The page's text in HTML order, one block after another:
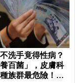
洗手竟得性病？
養百菌」，皮膚科
族群最危險！｜